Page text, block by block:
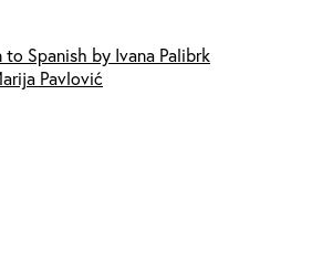
to Spanish by Ivana Palibrk
Pavlović